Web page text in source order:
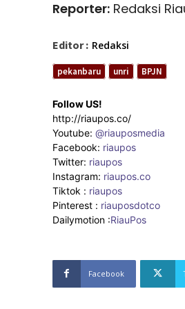
Reporter: Redaksi
Editor : Redaksi
pekanbaru unri BPJN
Follow US!
http://riaupos.co/
Youtube: @riauposmedia
Facebook: riaupos
Twitter: riaupos
Instagram: riaupos.co
Tiktok : riaupos
Pinterest : riauposdotco
Dailymotion :RiauPos
Facebook